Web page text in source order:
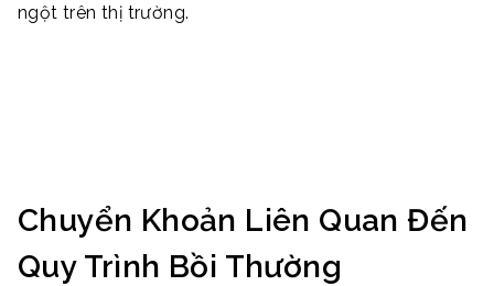
ngột trên thị trường.
Chuyển Khoản Liên Quan Đến
Quy Trình Bồi Thường